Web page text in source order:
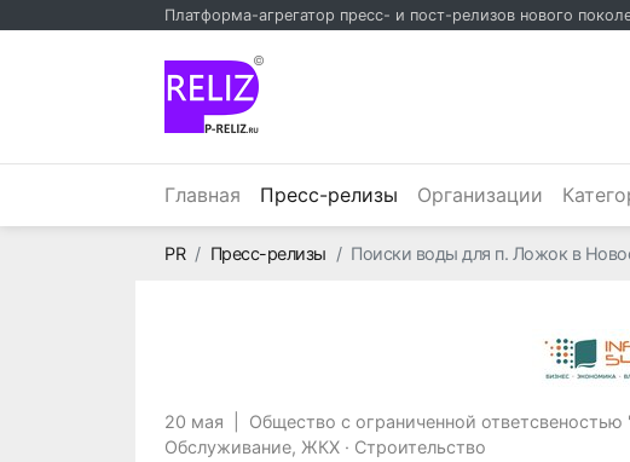
Платформа-агрегатор пресс- и пост-релизов нового
©
Главная Пресс-релизы (текущий)
Организации
PRГлавная
Пресс-релизы Поиски воды для п. Ложок в
20 мая Общество с ограниченной
Обслуживание, ЖКХ · Строительство